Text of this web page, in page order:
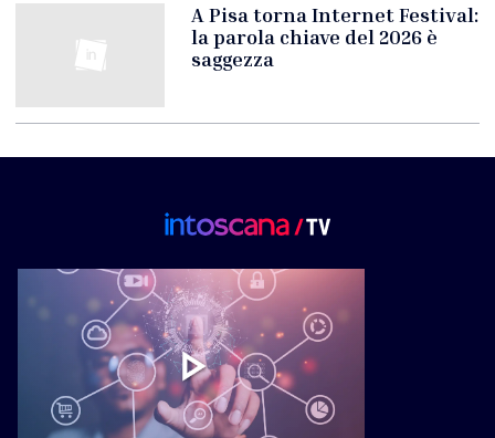
A Pisa torna Internet Festival:
la parola chiave del 2026 è
saggezza